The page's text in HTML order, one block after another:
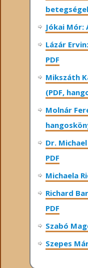
Jókai Mór:
Lázár
PDF
Mikszáth
(PDF,
Molnár
Dr.
PDF
Michaela
Richard
PDF
Szabó
Szepes